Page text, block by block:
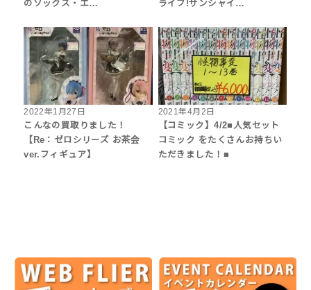
のソックス・エ…
ライブ!サンシャイ…
2022年1月27日
こんなの買取りました！
【Re：ゼロシリーズ お茶会
ver.フィギュア】
2021年4月2日
【コミック】4/2■人気セット
コミック をたくさんお持ちい
ただきました！■